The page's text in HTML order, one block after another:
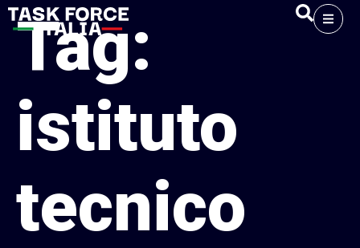
Tag:
istituto
tecnico